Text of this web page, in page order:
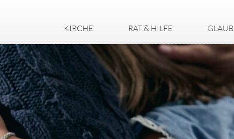
KIRCHE RAT & HILFE